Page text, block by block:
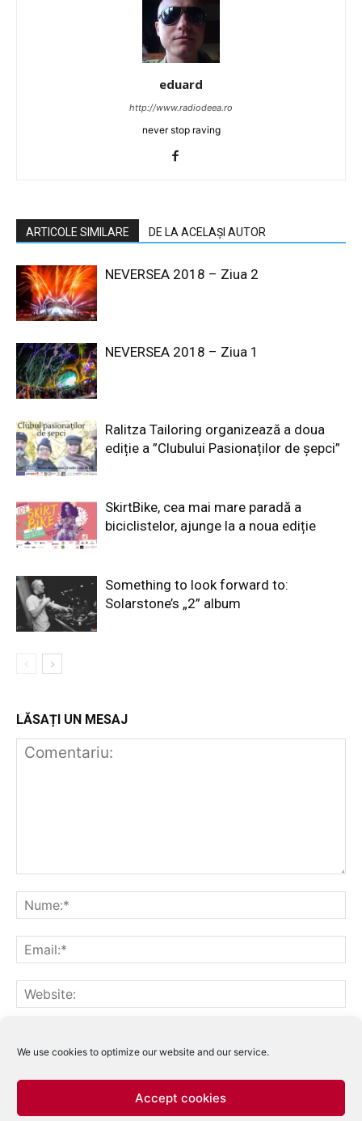
We use cookies to optimize our website and our service.
Accept cookies
eduard
http://www.radiodeea.ro
never stop raving
ARTICOLE SIMILARE DE LA ACELAȘI AUTOR
NEVERSEA 2018 – Ziua 2
NEVERSEA 2018 – Ziua 1
Ralitza Tailoring organizează a doua
ediție a ”Clubului Pasionaților de șepci”
SkirtBike, cea mai mare paradă a
biciclistelor, ajunge la a noua ediție
Something to look forward to:
Solarstone’s „2” album
LĂSAȚI UN MESAJ
Notifică-mă prin email când sunt publicate articole noi.